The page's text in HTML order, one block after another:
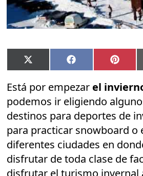
Compartir
en
X
(Twitter)
Compartir
en
Facebook
en
Está por empezar el
podemos ir eligiendo
destinos para deportes de
para practicar snowboard o
diferentes ciudades en
disfrutar de toda clase de